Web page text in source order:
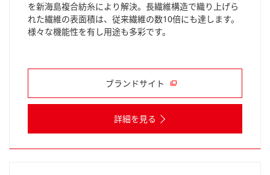
を新海島複合紡糸により解決。長繊維構造で織り上げら
れた繊維の表面積は、従来繊維の数10倍にも達します。
様々な機能性を有し用途も多彩です。
ブランドサイト
詳細を見る